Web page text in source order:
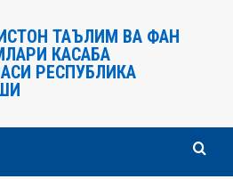
ТАЪЛИМ ВА ФАН
КАСАБА
РЕСПУБЛИКА